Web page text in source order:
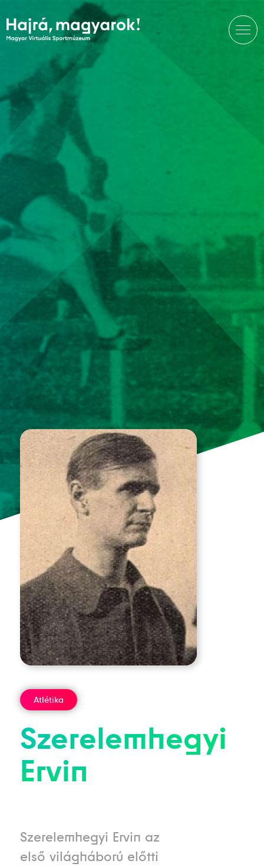
Atlétika
Szerelemhegyi
Ervin
Szerelemhegyi Ervin az
első világháború előtti